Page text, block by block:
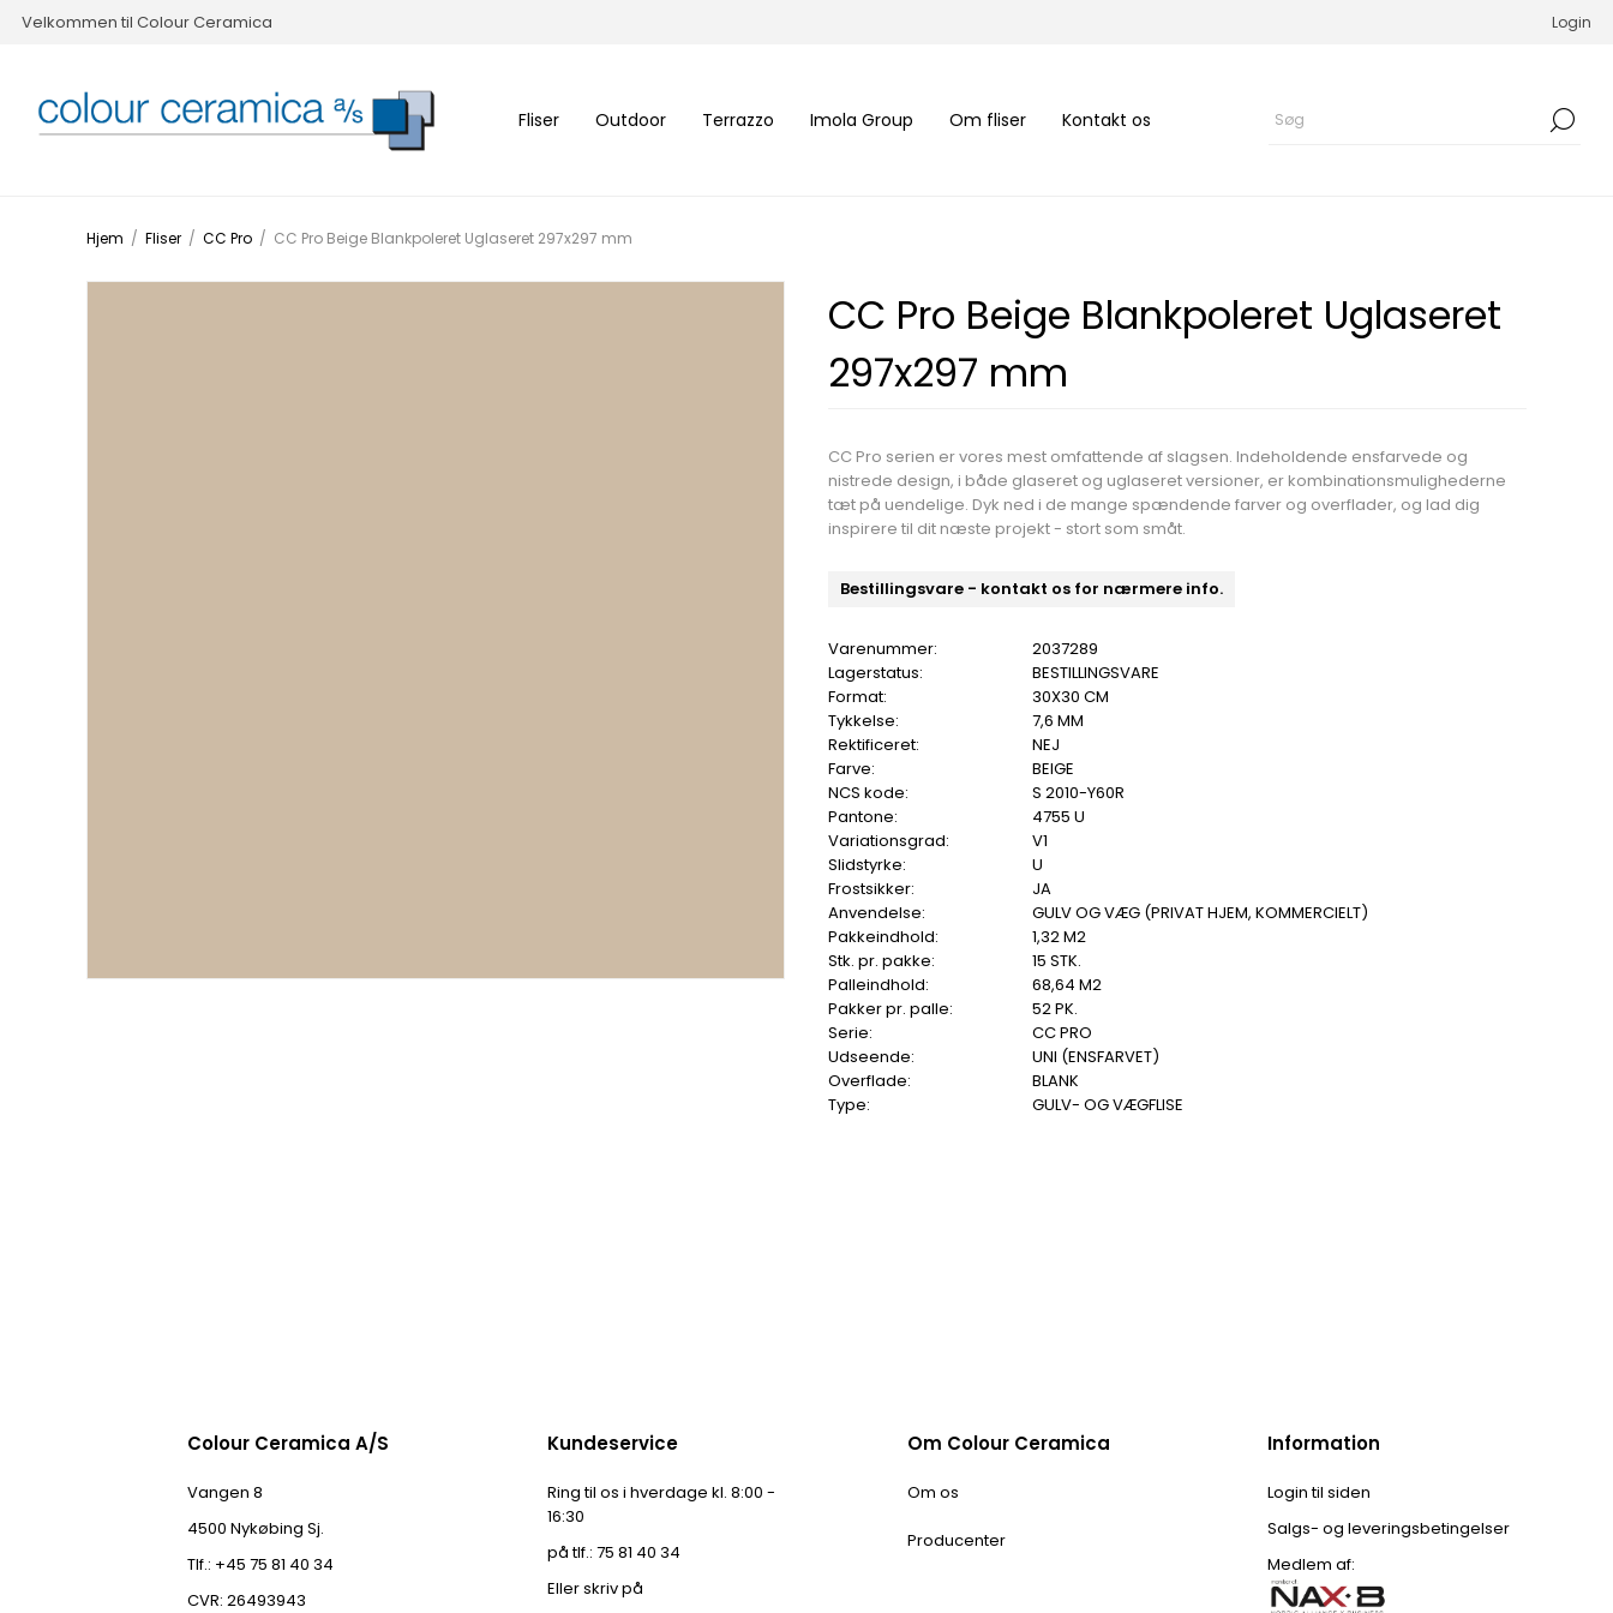
Velkommen til Colour Ceramica Login
Fliser Outdoor Terrazzo Imola Group Om fliser Kontakt os
Hjem / Fliser / CC Pro / CC Pro Beige Blankpoleret Uglaseret 297x297 mm
CC Pro Beige Blankpoleret Uglaseret
297x297 mm
CC Pro serien er vores mest omfattende af slagsen. Indeholdende ensfarvede og
nistrede design, i både glaseret og uglaseret versioner, er kombinationsmulighederne
tæt på uendelige. Dyk ned i de mange spændende farver og overflader, og lad dig
inspirere til dit næste projekt - stort som småt.
Bestillingsvare - kontakt os for nærmere info.
Varenummer:
2037289
Lagerstatus:
BESTILLINGSVARE
Format:
30X30 CM
Tykkelse:
7,6 MM
Rektificeret:
NEJ
Farve:
BEIGE
NCS kode:
S 2010-Y60R
Pantone:
4755 U
Variationsgrad:
V1
Slidstyrke:
U
Frostsikker:
JA
Anvendelse:
GULV OG VÆG (PRIVAT HJEM, KOMMERCIELT)
Pakkeindhold:
1,32 M2
Stk. pr. pakke:
15 STK.
Palleindhold:
68,64 M2
Pakker pr. palle:
52 PK.
Serie:
CC PRO
Udseende:
UNI (ENSFARVET)
Overflade:
BLANK
Type:
GULV- OG VÆGFLISE
Colour Ceramica A/S
Vangen 8
4500 Nykøbing Sj.
Tlf.: +45 75 81 40 34
CVR: 26493943
Kundeservice
Ring til os i hverdage kl. 8:00 -
16:30
på tlf.: 75 81 40 34
Eller skriv på
Om Colour Ceramica
Om os
Producenter
Information
Login til siden
Salgs- og leveringsbetingelser
Medlem af: